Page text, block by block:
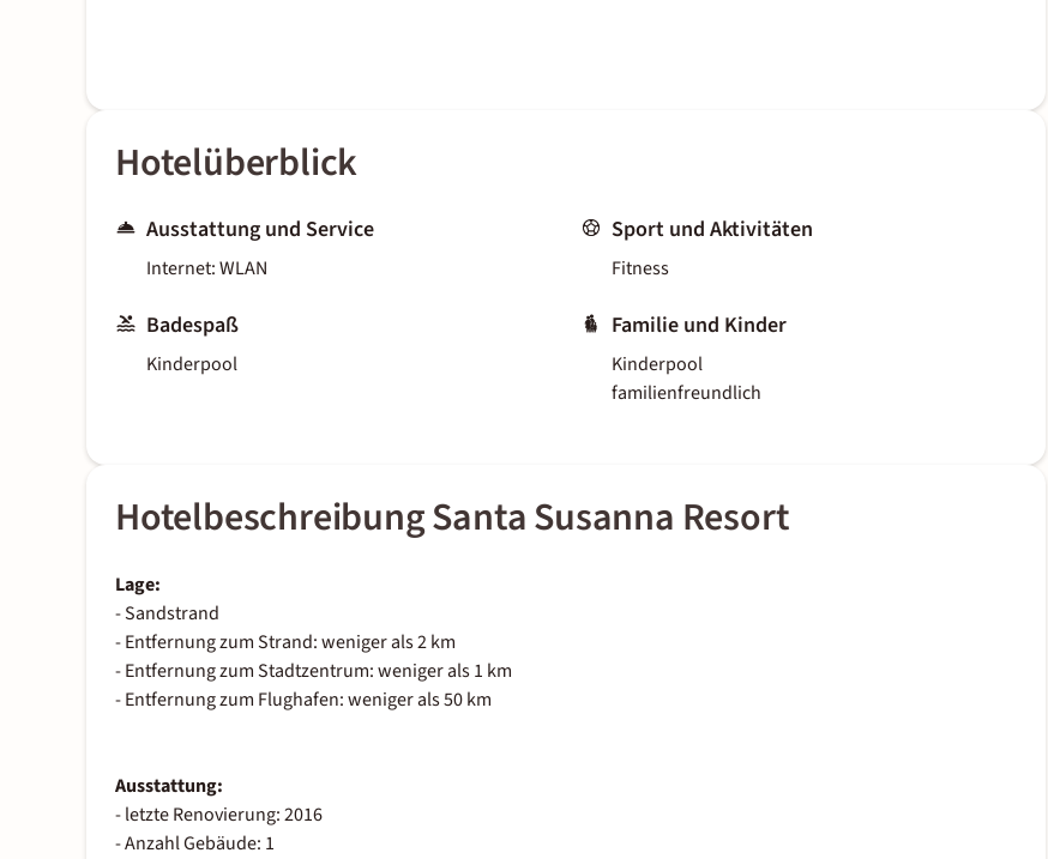
Hotelüberblick
Ausstattung und Service
Internet: WLAN
Badespaß
Kinderpool
Sport und Aktivitäten
Fitness
Familie und Kinder
Kinderpool
familienfreundlich
Hotelbeschreibung Santa Susanna Resort
Lage:
- Sandstrand
- Entfernung zum Strand: weniger als 2 km
- Entfernung zum Stadtzentrum: weniger als 1 km
- Entfernung zum Flughafen: weniger als 50 km
Ausstattung:
- letzte Renovierung: 2016
- Anzahl Gebäude: 1